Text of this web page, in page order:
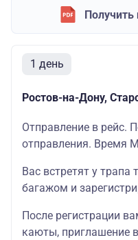
Получить
1 день
Ростов-на-Дону,
Отправление в рейс.
отправления. Время
Вас встретят у трапа
багажом и
После регистрации
каюты, приглашение